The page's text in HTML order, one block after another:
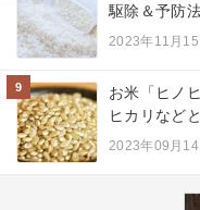
駆除＆予防
2023年11月15
9
お米「ヒノ
ヒカリなど
2023年09月14